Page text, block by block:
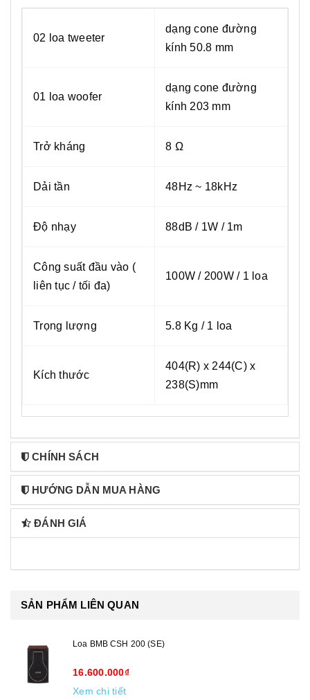
02 loa tweeter
dạng cone đường
kính 50.8 mm
01 loa woofer
dạng cone đường
kính 203 mm
Trở kháng 8 Ω
Dải tần 48Hz ~ 18kHz
Độ nhạy 88dB / 1W / 1m
Công suất đầu vào (
liên tục / tối đa)
100W / 200W / 1 loa
Trọng lượng 5.8 Kg / 1 loa
Kích thước
404(R) x 244(C) x
238(S)mm
CHÍNH SÁCH
HƯỚNG DẪN MUA HÀNG
ĐÁNH GIÁ
SẢN PHẨM LIÊN QUAN
Loa BMB CSH 200 (SE)
16.600.000₫
Xem chi tiết